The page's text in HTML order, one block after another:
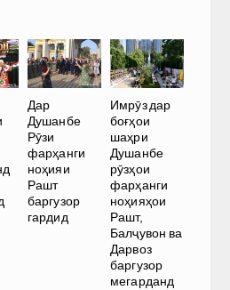
Дар
Душанбе
Рӯзи
фарҳанги
ноҳияи
Рашт
баргузор
гардид
Имрӯз дар
боғҳои
шаҳри
Душанбе
рӯзҳои
фарҳанги
ноҳияҳои
Рашт,
Балҷувон ва
Дарвоз
баргузор
мегарданд